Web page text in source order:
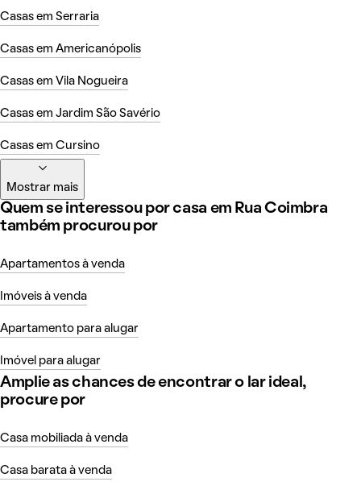
Casas em Serraria
Casas em Americanópolis
Casas em Vila Nogueira
Casas em Jardim São Savério
Casas em Cursino
Mostrar mais
Quem se interessou por casa em Rua Coimbra
também procurou por
Apartamentos à venda
Imóveis à venda
Apartamento para alugar
Imóvel para alugar
Amplie as chances de encontrar o lar ideal,
procure por
Casa mobiliada à venda
Casa barata à venda